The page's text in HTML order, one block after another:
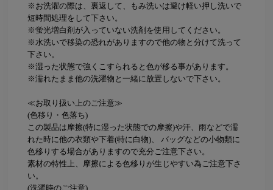
※お洗濯の際は、裏返して、もみ洗いは避け軽い押し洗いで
短時間処理をして下さい。
※蛍光増白剤が入っていない洗剤を使用してください。
※水洗いで移染の恐れがありますので他の物と分けて洗って
下さい。
※湿った状態で強くこすられると色が移る事があります。
※濡れたまま他の洗濯物と一緒に放置しないで下さい。
≪お取り扱い上のご注意≫
(色移り・色落ち)
この製品は摩擦(特に湿った状態での摩擦)や汗、雨などで濡
れた時に他の衣類や下着(特に白物)、 バッグなどの小物類に
色移りする場合がありますので充分ご注意下さい。
素材の特性上、摩擦による色移りが生じやすい為ご注意下さ
い。
(洗濯時のご注意)